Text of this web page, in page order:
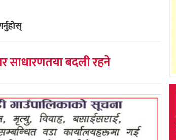
साधारणतया बदली रहने